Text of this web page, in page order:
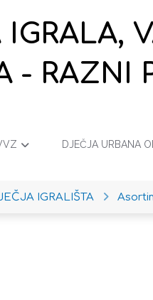
- RAZNI
DJEČJA URBANA
IGRALIŠTA